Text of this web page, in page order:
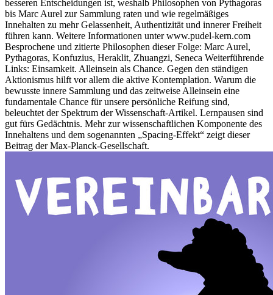
besseren Entscheidungen ist, weshalb Philosophen von Pythagoras
bis Marc Aurel zur Sammlung raten und wie regelmäßiges
Innehalten zu mehr Gelassenheit, Authentizität und innerer Freiheit
führen kann. Weitere Informationen unter www.pudel-kern.com
Besprochene und zitierte Philosophen dieser Folge: Marc Aurel,
Pythagoras, Konfuzius, Heraklit, Zhuangzi, Seneca Weiterführende
Links: Einsamkeit. Alleinsein als Chance. Gegen den ständigen
Aktionismus hilft vor allem die aktive Kontemplation. Warum die
bewusste innere Sammlung und das zeitweise Alleinsein eine
fundamentale Chance für unsere persönliche Reifung sind,
beleuchtet der Spektrum der Wissenschaft-Artikel. Lernpausen sind
gut fürs Gedächtnis. Mehr zur wissenschaftlichen Komponente des
Innehaltens und dem sogenannten „Spacing-Effekt“ zeigt dieser
Beitrag der Max-Planck-Gesellschaft.